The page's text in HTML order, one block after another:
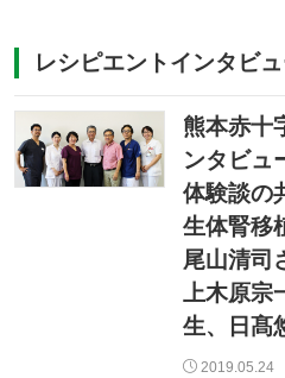
レシピエントインタビュ
熊本赤十
ンタビュ
体験談の
生体腎移
尾山清司
上木原宗
生、日髙
2019.05.24